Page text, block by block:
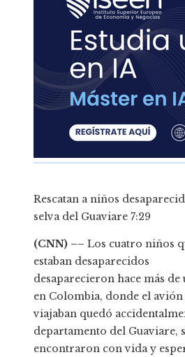
Rescatan a niños
selva del Guaviare 7:29
(CNN) –– Los cuatro niños
estaban desaparecidos
desaparecieron hace más de
en Colombia, donde el avión
viajaban quedó
departamento del Guaviare,
encontraron con vida y